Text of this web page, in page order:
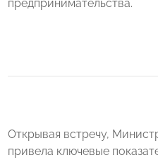
предпринимательства.
Открывая встречу,
привела ключевые